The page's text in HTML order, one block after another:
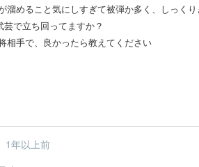
溜めること気にしすぎて被弾か多く、しっく
芸で立ち回ってますか？
相手で、良かったら教えてください
1年以上前